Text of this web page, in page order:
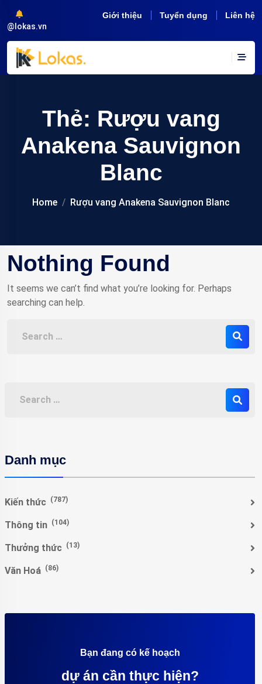
@lokas.vn
Giới thiệu Tuyển dụng Liên hệ
Thẻ: Rượu vang
Anakena Sauvignon
Blanc
Home Rượu vang Anakena Sauvignon Blanc
Nothing Found
It seems we can’t find what you’re looking for. Perhaps
searching can help.
Danh mục
Kiến thức (787)
Thông tin (104)
Thưởng thức (13)
Văn Hoá (86)
Bạn đang có kế hoạch
dự án cần thực hiện?